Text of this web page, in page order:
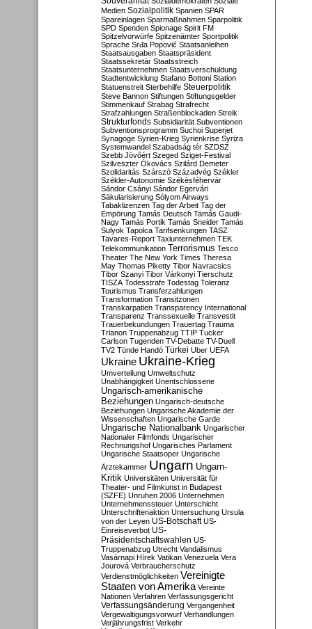
Medien Sozialpolitik Spanien SPAR
Spareinlagen Sparmaßnahmen Sparpolitik
SPD Spenden Spionage Spirit FM
Spitzelvorwürfe Spitzenämter Sportpolitik
Sprache Srđa Popović Staatsanleihen
Staatsausgaben Staatspräsident
Staatssekretär Staatsstreich
Staatsunternehmen Staatsverschuldung
Stadtentwicklung Stafano Bottoni Station
Statuenstreit Sterbehilfe Steuerpolitik
Steve Bannon Stiftungen Stiftungsgelder
Stimmenkauf Strabag Strafrecht
Strafzahlungen Straßenblockaden Streik
Strukturfonds Subsidiarität Subventionen
Subventionsprogramm Suchoi Superjet
Synagoge Syrien-Krieg Syrienkrise Syriza
Systemwandel Szabadság tér SZDSZ
Szebb Jövőért Szeged Sziget-Festival
Szilveszter Ókovács Szilárd Demeter
Szolidaritás Szárszó Századvég Székler
Székler-Autonomie Székésféhervár
Sándor Csányi Sándor Egervári
Säkularisierung Sólyom Airways
Tabaklizenzen Tag der Arbeit Tag der
Empörung Tamás Deutsch Tamás Gaudi-
Nagy Tamás Portik Tamás Sneider Tamás
Sulyok Tapolca Tarifsenkungen TASZ
Tavares-Report Taxiunternehmen TEK
Telekommunikation Terrorismus Tesco
Theater The New York Times Theresa
May Thomas Piketty Tibor Navracsics
Tibor Szanyi Tibor Várkonyi Tierschutz
TISZA Todesstrafe Todestag Toleranz
Tourismus Transferzahlungen
Transformation Transitzonen
Transkarpatien Transparency International
Transparenz Transsexuelle Transvestit
Trauerbekundungen Trauertag Trauma
Trianon Truppenabzug TTIP Tucker
Carlson Tugenden TV-Debatte TV-Duell
TV2 Tünde Handó Türkei Uber UEFA
Ukraine Ukraine-Krieg
Umverteilung Umweltschutz
Unabhängigkeit Unentschlossene
Ungarisch-amerikanische
Beziehungen Ungarisch-deutsche
Beziehungen Ungarische Akademie der
Wissenschaften Ungarische Garde
Ungarische Nationalbank Ungarischer
Nationaler Filmfonds Ungarischer
Rechnungshof Ungarisches Parlament
Ungarische Staatsoper Ungarische
Ärztekammer Ungarn Ungarn-
Kritik Universitäten Universität für
Theater- und Filmkunst in Budapest
(SZFE) Unruhen 2006 Unternehmen
Unternehmenssteuer Unterschicht
Unterschriftenaktion Untersuchung Ursula
von der Leyen US-Botschaft US-
Einreiseverbot US-
Präsidentschaftswahlen US-
Truppenabzug Utrecht Vandalismus
Vasárnapi Hírek Vatikan Venezuela Vera
Jourová Verbraucherschutz
Verdienstmöglichkeiten Vereinigte
Staaten von Amerika Vereinte
Nationen Verfahren Verfassungsgericht
Verfassungsänderung Vergangenheit
Vergewaltigungsvorwurf Verhandlungen
Verjährungsfrist Verkehr